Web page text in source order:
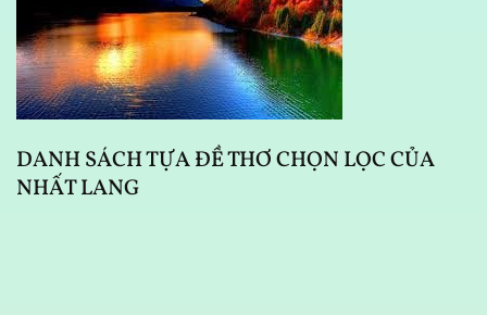
DANH SÁCH TỰA ĐỀ THƠ CHỌN LỌC CỦA
NHẤT LANG